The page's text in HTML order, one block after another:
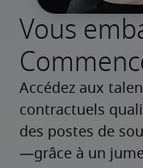
Vous
Accédez aux
contractuels
des postes de
—grâce à un